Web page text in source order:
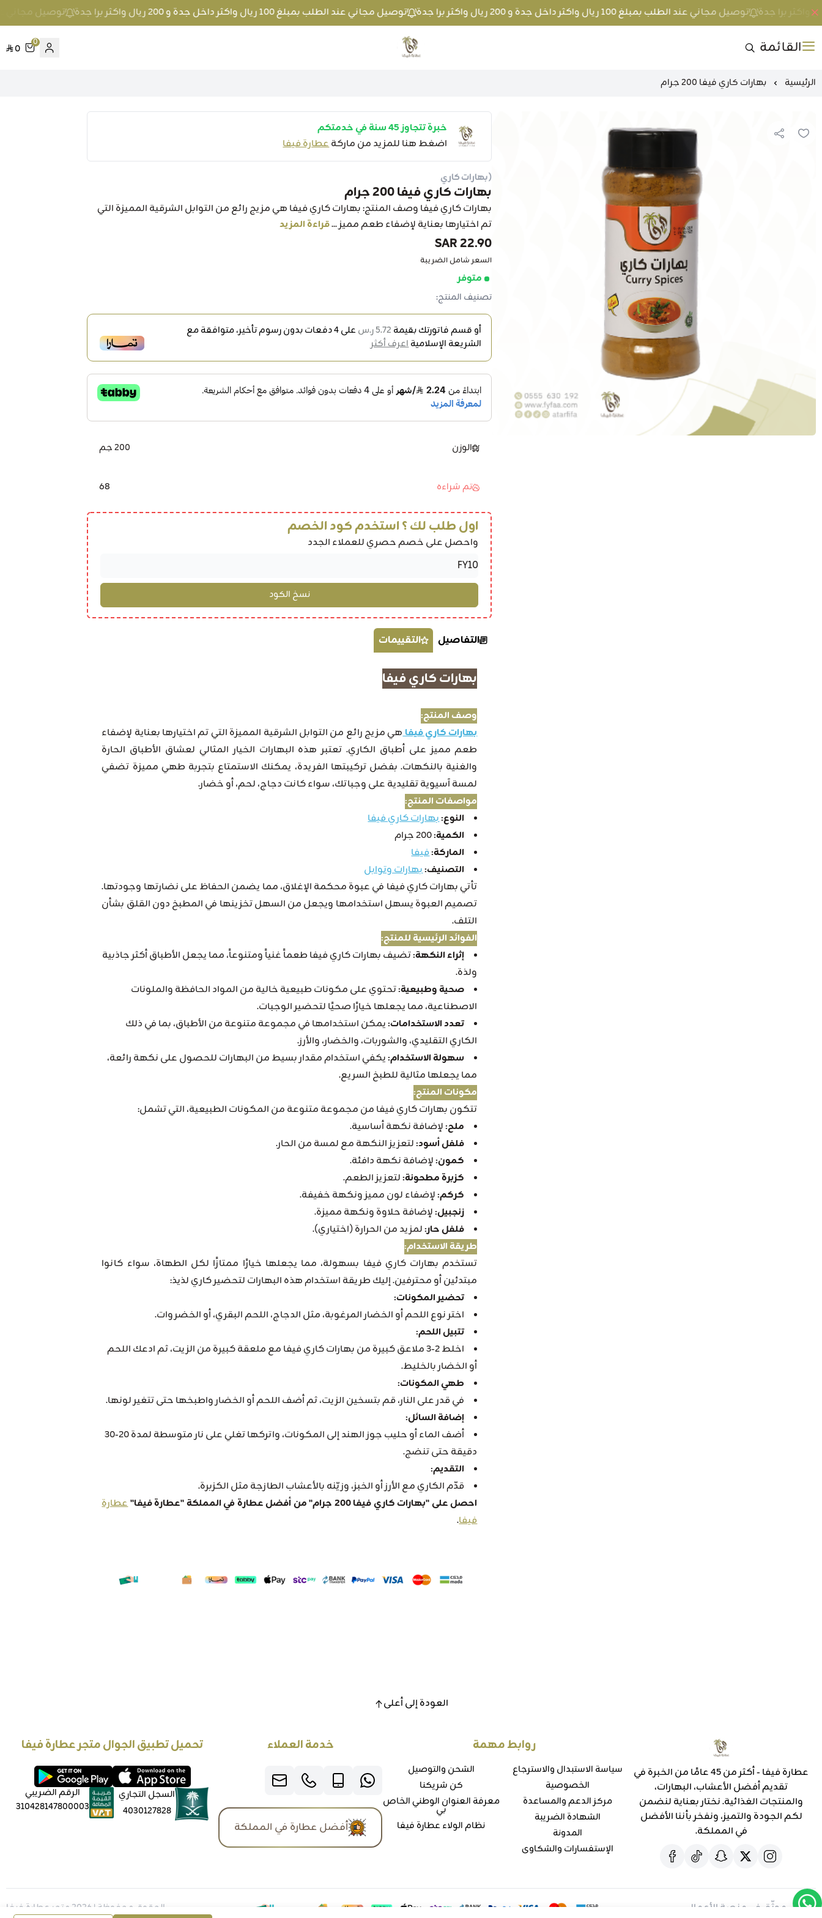
توصيل مجاني عند الطلب بمبلغ 100 ريال واكثر داخل جدة و 200 ريال واكثر برا جدة توصيل مجاني عند الطلب بمبلغ 100 ريال واكثر داخل جدة و 200 ريال واكثر برا جدة توصيل مجاني عند الطلب بمبلغ 100 ريال
القائمة متجر عطارة فيفا
0
0
الرئيسية بهارات كاري فيفا 200 جرام
خبرة تتجاوز 45 سنة في خدمتكم
اضغط هنا للمزيد من ماركةعطارة فيفا
(بهارات كاري
بهارات كاري فيفا 200 جرام
بهارات كاري فيفا وصف المنتج: بهارات كاري فيفا هي مزيج رائع من التوابل الشرقية المميزة التي
تم اختيارها بعناية لإضفاء طعم مميز ...قراءة المزيد
22.90 SAR
السعر شامل الضريبة
متوفر
تصنيف المنتج:
أو قسم فاتورتك بقيمة 5.72 ر.س على4دفعات بدون رسوم تأخير، متوافقة مع
الشريعة الإسلاميةاعرف أكثر
الوزن 200 جم
تم شراءه 68
اول طلب لك ؟ استخدم كود الخصم
واحصل على خصم حصري للعملاء الجدد
التفاصيل التقييمات
بهارات كاري فيفا
وصف المنتج:
بهارات كاري فيفاهي مزيج رائع من التوابل الشرقية المميزة التي تم اختيارها بعناية لإضفاء
طعم مميز على أطباق الكاري. تعتبر هذه البهارات الخيار المثالي لعشاق الأطباق الحارة
والغنية بالنكهات. بفضل تركيبتها الفريدة، يمكنك الاستمتاع بتجربة طهي مميزة تضفي
لمسة آسيوية تقليدية على وجباتك، سواء كانت دجاج، لحم، أو خضار.
مواصفات المنتج:
النوع:بهارات كاري فيفا
الكمية:200 جرام
الماركة:فيفا
التصنيف:بهارات وتوابل
تأتي بهارات كاري فيفا في عبوة محكمة الإغلاق، مما يضمن الحفاظ على نضارتها وجودتها.
تصميم العبوة يسهل استخدامها ويجعل من السهل تخزينها في المطبخ دون القلق بشأن
التلف.
الفوائد الرئيسية للمنتج:
إثراء النكهة:تضيف بهارات كاري فيفا طعماً غنياً ومتنوعاً، مما يجعل الأطباق أكثر جاذبية
ولذة.
صحية وطبيعية:تحتوي على مكونات طبيعية خالية من المواد الحافظة والملونات
الاصطناعية، مما يجعلها خيارًا صحيًا لتحضير الوجبات.
تعدد الاستخدامات:يمكن استخدامها في مجموعة متنوعة من الأطباق، بما في ذلك
الكاري التقليدي، والشوربات، والخضار، والأرز.
سهولة الاستخدام:يكفي استخدام مقدار بسيط من البهارات للحصول على نكهة رائعة،
مما يجعلها مثالية للطبخ السريع.
مكونات المنتج:
تتكون بهارات كاري فيفا من مجموعة متنوعة من المكونات الطبيعية، التي تشمل:
ملح:لإضافة نكهة أساسية.
فلفل أسود:لتعزيز النكهة مع لمسة من الحار.
كمون:لإضافة نكهة دافئة.
كزبرة مطحونة:لتعزيز الطعم.
كركم:لإضفاء لون مميز ونكهة خفيفة.
زنجبيل:لإضافة حلاوة ونكهة مميزة.
فلفل حار:لمزيد من الحرارة (اختياري).
طريقة الاستخدام:
تستخدم بهارات كاري فيفا بسهولة، مما يجعلها خيارًا ممتازًا لكل الطهاة، سواء كانوا
مبتدئين أو محترفين. إليك طريقة استخدام هذه البهارات لتحضير كاري لذيذ:
تحضير المكونات:
اختر نوع اللحم أو الخضار المرغوبة، مثل الدجاج، اللحم البقري، أو الخضروات.
تتبيل اللحم:
اخلط 2-3 ملاعق كبيرة من بهارات كاري فيفا مع ملعقة كبيرة من الزيت، ثم ادعك اللحم
أو الخضار بالخليط.
طهي المكونات:
في قدر على النار، قم بتسخين الزيت، ثم أضف اللحم أو الخضار واطبخها حتى تتغير لونها.
إضافة السائل:
أضف الماء أو حليب جوز الهند إلى المكونات، واتركها تغلي على نار متوسطة لمدة 20-30
دقيقة حتى تنضج.
التقديم:
قدّم الكاري مع الأرز أو الخبز، وزيّنه بالأعشاب الطازجة مثل الكزبرة.
احصل على "بهارات كاري فيفا 200 جرام" من أفضل عطارة في المملكة "عطارة فيفا"
عطارة
فيفا.
العودة إلى أعلى
عطارة فيفا - أكثر من 45 عامًا من الخبرة في
تقديم أفضل الأعشاب، البهارات،
والمنتجات الغذائية. نختار بعناية لنضمن
لكم الجودة والتميز، ونفخر بأننا الأفضل
في المملكة.
روابط مهمة
سياسة الاستبدال والاسترجاع
الخصوصية
مركز الدعم والمساعدة
الشهادة الضريبة
المدونة
الإستفسارات والشكاوي
الشحن والتوصيل
كن شريكنا
معرفة العنوان الوطني الخاص
بي
نظام الولاء عطارة فيفا
خدمة العملاء
أفضل عطارة في المملكة
تحميل تطبيق الجوال متجر عطارة فيفا
السجل التجاري
4030127828
الرقم الضريبي
310428147800003
موثّق في منصة الأعمال الحقوق محفوظة | 2026 متجر عطارة فيفا